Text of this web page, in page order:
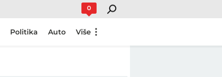
0
Politika Auto Više